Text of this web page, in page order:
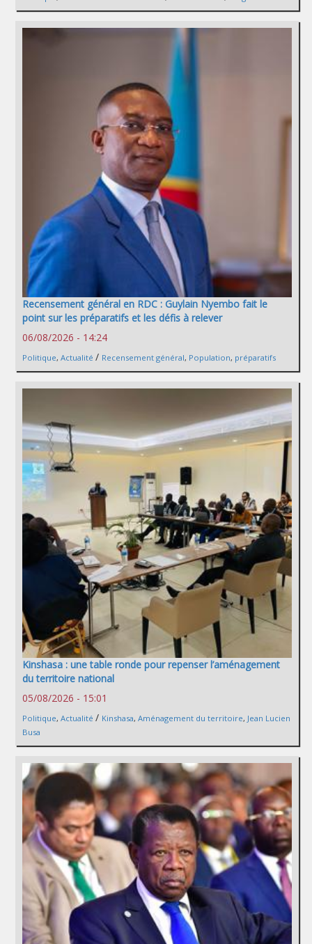
Recensement général en RDC : Guylain Nyembo fait le
point sur les préparatifs et les défis à relever
06/08/2026 - 14:24
Politique, Actualité / Recensement général, Population, préparatifs
Kinshasa : une table ronde pour repenser l’aménagement
du territoire national
05/08/2026 - 15:01
Politique, Actualité / Kinshasa, Aménagement du territoire, Jean Lucien
Busa